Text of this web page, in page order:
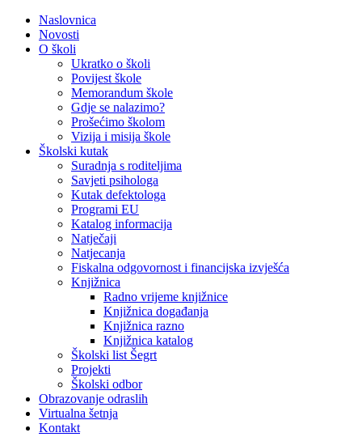
Naslovnica
Novosti
O školi
Ukratko o školi
Povijest škole
Memorandum škole
Gdje se nalazimo?
Prošećimo školom
Vizija i misija škole
Školski kutak
Suradnja s roditeljima
Savjeti psihologa
Kutak defektologa
Programi EU
Katalog informacija
Natječaji
Natjecanja
Fiskalna odgovornost i financijska izvješća
Knjižnica
Radno vrijeme knjižnice
Knjižnica događanja
Knjižnica razno
Knjižnica katalog
Školski list Šegrt
Projekti
Školski odbor
Obrazovanje odraslih
Virtualna šetnja
Kontakt